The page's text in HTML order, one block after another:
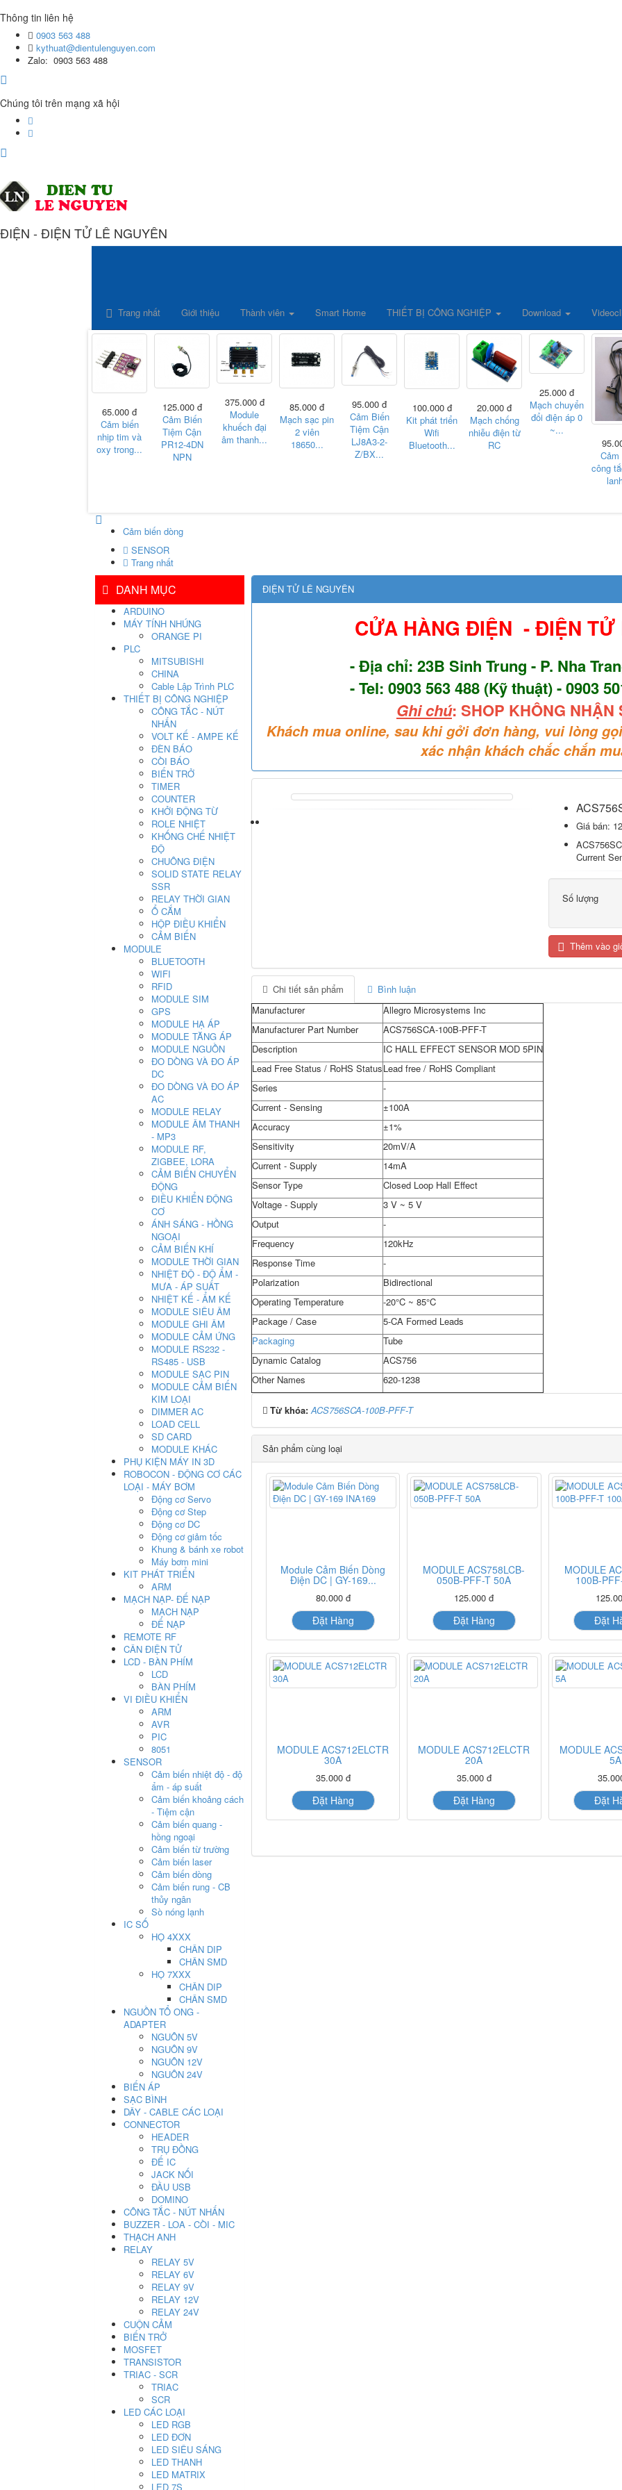
Thông tin liên hệ
0903 563 488
kythuat@dientulenguyen.com
Zalo: 0903 563 488
Chúng tôi trên mạng xã hội
ĐIỆN - ĐIỆN TỬ LÊ NGUYÊN
Trang nhất Giới thiệu Thành viên Smart Home THIẾT BỊ CÔNG NGHIỆP Download
65.000 đ
Cảm biến
nhịp tim và
oxy trong...
125.000 đ
Cảm Biến
Tiệm Cận
PR12-4DN
NPN
375.000 đ
Module
khuếch đại
âm thanh...
85.000 đ
Mạch sạc pin
2 viên
18650...
95.000 đ
Cảm Biến
Tiệm Cận
LJ8A3-2-
Z/BX...
100.000 đ
Kit phát triển
Wifi
Bluetooth...
20.000 đ
Mạch chống
nhiễu điện từ
RC
25.000 đ
Mạch chuyển
đổi điện áp 0
~...
Cảm
công
Cảm biến dòng
SENSOR
Trang nhất
ĐIỆN TỬ LÊ NGUYÊN
CỬA HÀNG ĐIỆN - ĐIỆN TỬ
- Địa chỉ: 23B Sinh Trung - P. Nha
- Tel: 0903 563 488 (Kỹ thuật) - 0903
Ghi chú: SHOP KHÔNG NHẬN
Khách mua online, sau khi gởi đơn hàng, vui lòng
xác nhận khách chắc chắn
Giá bán:
Current
Số lượng
Thêm vào
Chi tiết sản phẩm
Bình luận
Manufacturer
Allegro Microsystems Inc
Manufacturer Part Number
ACS756SCA-100B-PFF-T
Description
IC HALL EFFECT SENSOR MOD 5PIN
Lead Free Status / RoHS StatusLead free / RoHS Compliant
Series
-
Current - Sensing
±100A
Accuracy
±1%
Sensitivity
20mV/A
Current - Supply
14mA
Sensor Type
Closed Loop Hall Effect
Voltage - Supply
3 V ~ 5 V
Output
-
Frequency
120kHz
Response Time
-
Polarization
Bidirectional
Operating Temperature
-20°C ~ 85°C
Package / Case
5-CA Formed Leads
Packaging
Tube
Dynamic Catalog
ACS756
Other Names
620-1238
Từ khóa:ACS756SCA-100B-PFF-T
Sản phẩm cùng loại
Module Cảm Biến Dòng
Điện DC | GY-169...
80.000 đ
Đặt Hàng
MODULE ACS758LCB-
050B-PFF-T 50A
125.000 đ
Đặt Hàng
MODULE
100B-
Đặt
MODULE ACS712ELCTR
30A
35.000 đ
Đặt Hàng
MODULE ACS712ELCTR
20A
35.000 đ
Đặt Hàng
MODULE
5A
Đặt
DANH MỤC
ARDUINO
MÁY TÍNH NHÚNG
ORANGE PI
PLC
MITSUBISHI
CHINA
Cable Lập Trình PLC
THIẾT BỊ CÔNG NGHIỆP
CÔNG TẮC - NÚT
NHẤN
VOLT KẾ - AMPE KẾ
ĐÈN BÁO
CÒI BÁO
BIẾN TRỞ
TIMER
COUNTER
KHỞI ĐỘNG TỪ
ROLE NHIỆT
KHỐNG CHẾ NHIỆT
ĐỘ
CHUÔNG ĐIỆN
SOLID STATE RELAY
SSR
RELAY THỜI GIAN
Ổ CẮM
HỘP ĐIỀU KHIỂN
CẢM BIẾN
MODULE
BLUETOOTH
WIFI
RFID
MODULE SIM
GPS
MODULE HẠ ÁP
MODULE TĂNG ÁP
MODULE NGUỒN
ĐO DÒNG VÀ ĐO ÁP
DC
ĐO DÒNG VÀ ĐO ÁP
AC
MODULE RELAY
MODULE ÂM THANH
- MP3
MODULE RF,
ZIGBEE, LORA
CẢM BIẾN CHUYỂN
ĐỘNG
ĐIỀU KHIỂN ĐỘNG
CƠ
ÁNH SÁNG - HỒNG
NGOẠI
CẢM BIẾN KHÍ
MODULE THỜI GIAN
NHIỆT ĐỘ - ĐỘ ẨM -
MƯA - ÁP SUẤT
NHIỆT KẾ - ẨM KẾ
MODULE SIÊU ÂM
MODULE GHI ÂM
MODULE CẢM ỨNG
MODULE RS232 -
RS485 - USB
MODULE SẠC PIN
MODULE CẢM BIẾN
KIM LOẠI
DIMMER AC
LOAD CELL
SD CARD
MODULE KHÁC
PHỤ KIỆN MÁY IN 3D
ROBOCON - ĐỘNG CƠ CÁC
LOẠI - MÁY BƠM
Động cơ Servo
Động cơ Step
Động cơ DC
Động cơ giảm tốc
Khung & bánh xe robot
Máy bơm mini
KIT PHÁT TRIỂN
ARM
MẠCH NẠP- ĐẾ NẠP
MẠCH NẠP
ĐẾ NẠP
REMOTE RF
CÂN ĐIỆN TỬ
LCD - BÀN PHÍM
LCD
BÀN PHÍM
VI ĐIỀU KHIỂN
ARM
AVR
PIC
8051
SENSOR
Cảm biến nhiệt độ - độ
ẩm - áp suất
Cảm biến khoảng cách
- Tiệm cận
Cảm biến quang -
hồng ngoại
Cảm biến từ trường
Cảm biến laser
Cảm biến dòng
Cảm biến rung - CB
thủy ngân
Sò nóng lạnh
IC SỐ
HỌ 4XXX
CHÂN DIP
CHÂN SMD
HỌ 7XXX
CHÂN DIP
CHÂN SMD
NGUỒN TỔ ONG -
ADAPTER
NGUÔN 5V
NGUÔN 9V
NGUÔN 12V
NGUÔN 24V
BIẾN ÁP
SẠC BÌNH
DÂY - CABLE CÁC LOẠI
CONNECTOR
HEADER
TRỤ ĐỒNG
ĐẾ IC
JACK NỐI
ĐẦU USB
DOMINO
CÔNG TẮC - NÚT NHẤN
BUZZER - LOA - CÒI - MIC
THẠCH ANH
RELAY
RELAY 5V
RELAY 6V
RELAY 9V
RELAY 12V
RELAY 24V
CUỘN CẢM
BIẾN TRỞ
MOSFET
TRANSISTOR
TRIAC - SCR
TRIAC
SCR
LED CÁC LOẠI
LED RGB
LED ĐƠN
LED SIÊU SÁNG
LED THANH
LED MATRIX
LED 7S